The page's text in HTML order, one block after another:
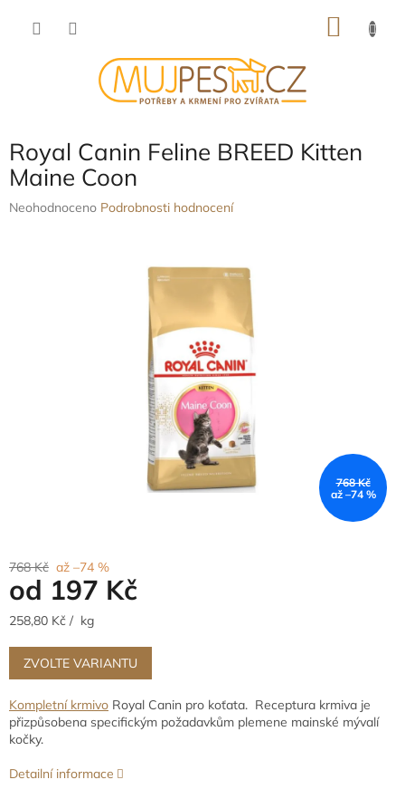
Royal Canin Feline BREED Kitten
Maine Coon
Průměrné
Neohodnoceno Podrobnosti hodnocení
768 Kč
až –74 %
768 Kč až –74 %
od 197 Kč
Měrná
258,80 Kč / kg
ZVOLTE VARIANTU
Kompletní krmivo Royal Canin pro koťata. Receptura krmiva je
přizpůsobena specifickým požadavkům plemene mainské mývalí
kočky.
Detailní informace